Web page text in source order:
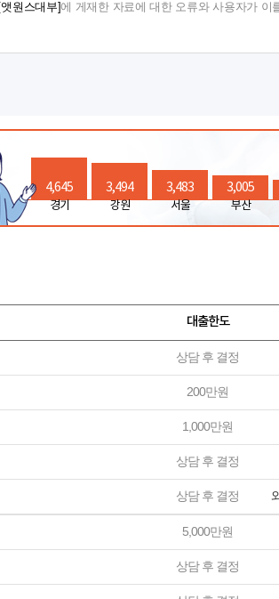
[앳원스대부]에 게재한 자료에 대한 오류와 사용자가 이
4,645
경기
3,494
강원
3,483
서울
3,005
부산
대출한도
상담 후 결정
200만원
1,000만원
상담 후 결정
상담 후 결정
5,000만원
상담 후 결정